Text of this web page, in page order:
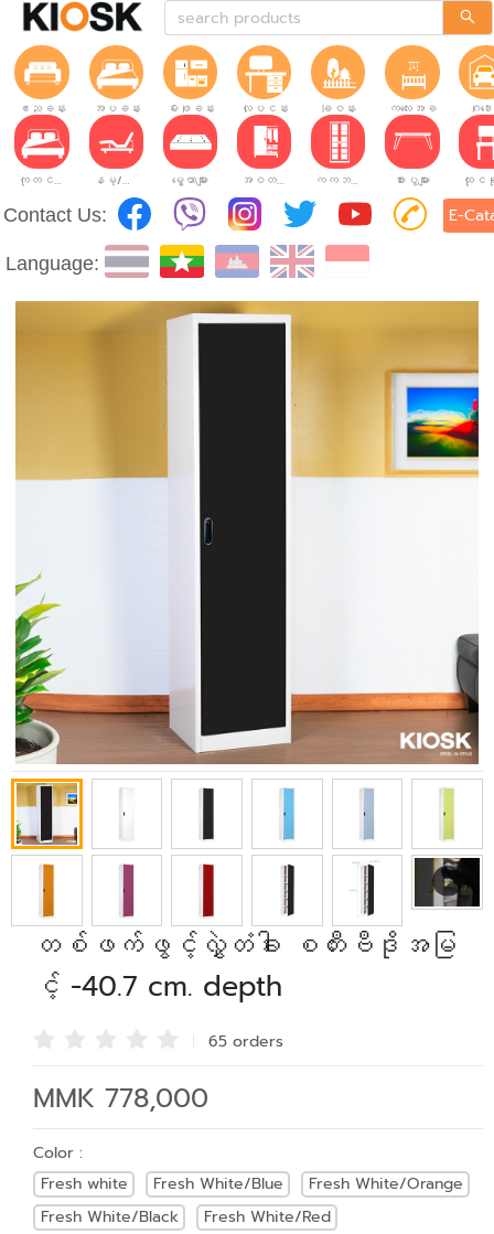
ဧည့်ခန်း အိပ်ခန်း မီးဖိုခန်း လုပ်ငန်းခွင် ခြံဝန်း ကလေးအခန်း ဂိုဒ
ကုတင်များ နိမ့်/မြင့်ချိန်ညှိနိုင်သော ကုတင်များ မွေ့ယာများ အဝတ်အစားဗီဒိုများ ကက်ဘိနက်ဗီဒိုများ စားပွဲများ
Contact Us: E-
Language:
တစ်ဖက်ဖွင့်လွှဲတံခါး စတီးဗီဒိုအမြ
င့် -40.7 cm. depth
65 orders
MMK 778,000
Color :
Fresh white
Fresh White/Blue
Fresh White/Orange
Fresh White/Black
Fresh White/Red